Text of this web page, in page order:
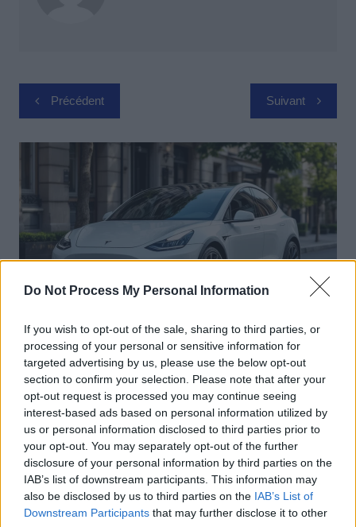
Do Not Process My Personal Information
If you wish to opt-out of the sale, sharing to third parties, or
processing of your personal or sensitive information for
targeted advertising by us, please use the below opt-out
section to confirm your selection. Please note that after your
opt-out request is processed you may continue seeing
interest-based ads based on personal information utilized by
us or personal information disclosed to third parties prior to
your opt-out. You may separately opt-out of the further
disclosure of your personal information by third parties on the
IAB’s list of downstream participants. This information may
also be disclosed by us to third parties on the IAB’s List of
Downstream Participants that may further disclose it to other
Navigation
de
l’article
Précédent Suivant
Actus Info
Elon Musk nuirait gravement à Tesla
selon une étude européenne
Auto Pour Vous 5 août 2026 0